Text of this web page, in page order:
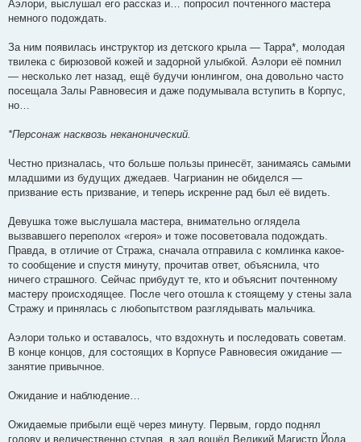
Аэлори, выслушал его рассказ и… попросил почтенного мастера
немного подождать.
За ним появилась инструктор из детского крыла — Тарра*, молодая
твилека с бирюзовой кожей и задорной улыбкой. Аэлори её помнил
— несколько лет назад, ещё будучи юнлингом, она довольно часто
посещала Залы Равновесия и даже подумывала вступить в Корпус,
но…
*Персонаж насквозь неканонический.
Честно призналась, что больше пользы принесёт, занимаясь самыми
младшими из будущих джедаев. Чагрианин не обиделся —
призвание есть призвание, и теперь искренне рад был её видеть.
Девушка тоже выслушала мастера, внимательно оглядела
вызвавшего переполох «героя» и тоже посоветовала подождать.
Правда, в отличие от Стража, сначала отправила с комлинка какое-
то сообщение и спустя минуту, прочитав ответ, объяснила, что
ничего страшного. Сейчас прибудут те, кто и объяснит почтенному
мастеру происходящее. После чего отошла к стоящему у стены зала
Стражу и принялась с любопытством разглядывать мальчика.
Аэлори только и оставалось, что вздохнуть и последовать советам.
В конце концов, для состоящих в Корпусе Равновесия ожидание —
занятие привычное.
Ожидание и наблюдение…
Ожидаемые прибыли ещё через минуту. Первым, гордо поднял
голову и величественно ступая, в зал вошёл Великий Магистр Йода.